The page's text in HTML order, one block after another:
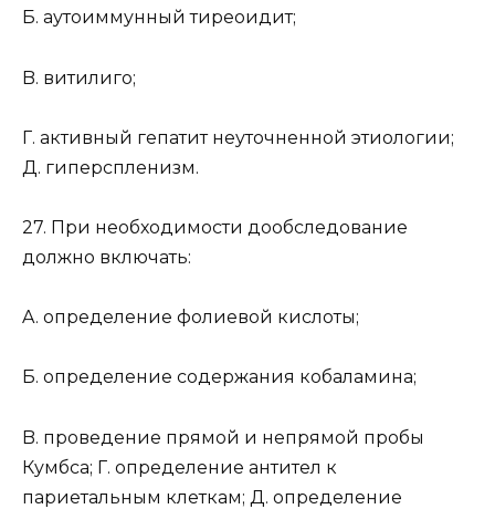
Б. аутоиммунный тиреоидит;
B. витилиго;
Г. активный гепатит неуточненной этиологии;
Д. гиперспленизм.
27. При необходимости дообследование
должно включать:
A. определение фолиевой кислоты;
Б. определение содержания кобаламина;
B. проведение прямой и непрямой пробы
Кумбса; Г. определение антител к
париетальным клеткам; Д. определение